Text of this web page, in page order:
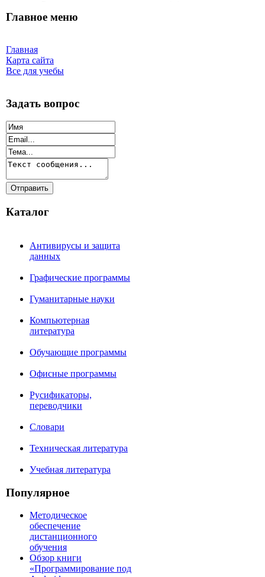
Главное меню
Главная
Карта сайта
Все для учебы
Задать вопрос
Каталог
Антивирусы и защита
данных
Графические программы
Гуманитарные науки
Компьютерная
литература
Обучающие программы
Офисные программы
Русификаторы,
переводчики
Словари
Техническая литература
Учебная литература
Популярное
Методическое
обеспечение
дистанционного
обучения
Обзор книги
«Программирование под